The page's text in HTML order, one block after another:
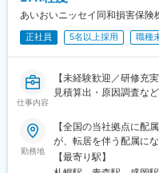
荒子川公園駅、積志駅
み駅、高蔵寺駅、柏た
駅、新利府駅、名和駅(
(三重県)、北長岡駅、
公津の杜駅、羽犬塚駅
駅、尻手駅、深江橋駅
上前津駅、知寄町一丁
あいおいニッセイ同和損害保険
正社員 5名以上採用 職種
仕事内容
【未経験歓迎／研修充
見積算出・原因調査など
勤務地
【全国の当社拠点に配
が、転居を伴う配属に
全国転勤あり（生活本
青森県／岩手県／宮城
【最寄り駅】